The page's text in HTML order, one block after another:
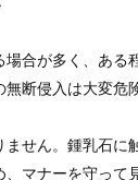
合が多く、ある
断侵入は大変危
せん。鍾乳石
マナーを守って